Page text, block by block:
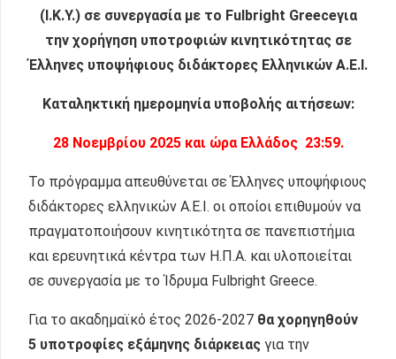
(Ι.Κ.Υ.) σε συνεργασία με το Fulbright Greeceγια
την χορήγηση υποτροφιών κινητικότητας σε
Έλληνες υποψήφιους διδάκτορες Ελληνικών Α.Ε.Ι.
Καταληκτική ημερομηνία υποβολής αιτήσεων:
28 Νοεμβρίου 2025 και ώρα Ελλάδος 23:59.
Το πρόγραμμα απευθύνεται σε Έλληνες υποψήφιους
διδάκτορες ελληνικών Α.Ε.Ι. οι οποίοι επιθυμούν να
πραγματοποιήσουν κινητικότητα σε πανεπιστήμια
και ερευνητικά κέντρα των Η.Π.Α. και υλοποιείται
σε συνεργασία με το Ίδρυμα Fulbright Greece.
Για το ακαδημαϊκό έτος 2026-2027 θα χορηγηθούν
5 υποτροφίες εξάμηνης διάρκειας για την